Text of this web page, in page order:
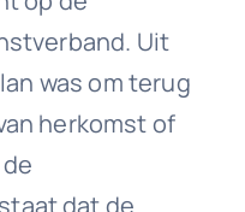
Uit
was om terug
herkomst of
dat de